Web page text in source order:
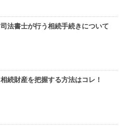
司法書士が行う相続手続きについて
相続財産を把握する方法はコレ！